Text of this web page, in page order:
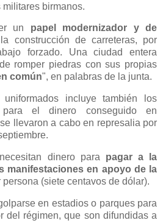
birmanos.
un papel modernizador y de
construcción de carreteras, por
forzado. Una ciudad entera
romper piedras con sus propias
común", en palabras de la junta.
incluye también los
el dinero conseguido en
llevaron a cabo en represalia por
dinero para pagar a la
manifestaciones en apoyo de la
persona (siete centavos de dólar).
en estadios o parques para
del régimen, que son difundidas a